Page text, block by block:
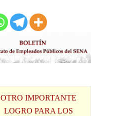
OTRO IMPORTANTE
LOGRO PARA LOS